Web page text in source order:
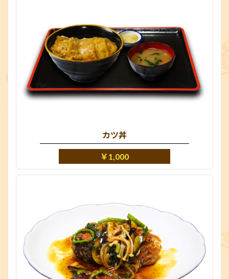
カツ丼
￥1,000